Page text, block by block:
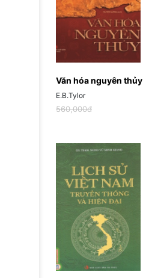
Văn hóa nguyên thủy
E.B.Tylor
560,000đ